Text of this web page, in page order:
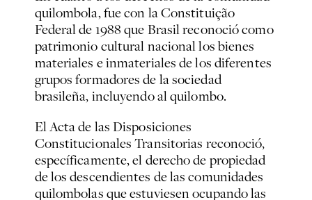
quilombola, fue con la Constituição
Federal de 1988 que Brasil reconoció como
patrimonio cultural nacional los bienes
materiales e inmateriales de los diferentes
grupos formadores de la sociedad
brasileña, incluyendo al quilombo.
El Acta de las Disposiciones
Constitucionales Transitorias reconoció,
específicamente, el derecho de propiedad
de los descendientes de las comunidades
quilombolas que estuviesen ocupando las